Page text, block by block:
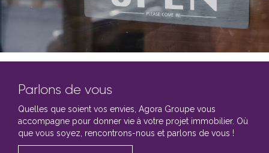
Parlons de vous
Quelles que soient vos envies, Agora Groupe vous
accompagne pour donner vie à votre projet immobilier. Où
que vous soyez, rencontrons-nous et parlons de vous !